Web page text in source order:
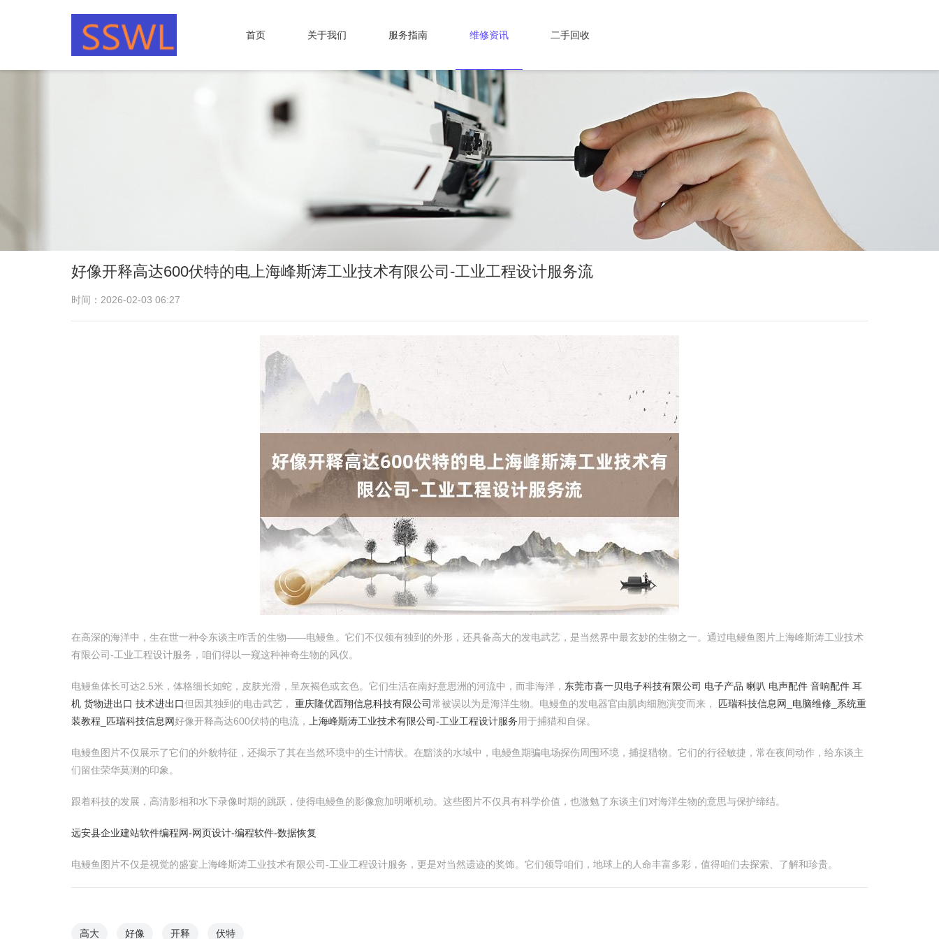
首页 关于我们 服务指南 维修资讯 二手回收
好像开释高达600伏特的电上海峰斯涛工业技术有限公司-工业工程设计服务流
时间：2026-02-03 06:27
在高深的海洋中，生在世一种令东谈主咋舌的生物——电鳗鱼。它们不仅领有独到的外形，还具备高大的发电武艺，是当然界中最玄妙的生物之一。通过电鳗鱼图片上海峰斯涛工业技术
有限公司-工业工程设计服务，咱们得以一窥这种神奇生物的风仪。
电鳗鱼体长可达2.5米，体格细长如蛇，皮肤光滑，呈灰褐色或玄色。它们生活在南好意思洲的河流中，而非海洋， 东莞市喜一贝电子科技有限公司 电子产品 喇叭 电声配件 音响配件 耳
机 货物进出口 技术进出口但因其独到的电击武艺， 重庆隆优西翔信息科技有限公司常被误以为是海洋生物。电鳗鱼的发电器官由肌肉细胞演变而来，
匹瑞科技信息网_电脑维修_系统重
装教程_匹瑞科技信息网好像开释高达600伏特的电流， 上海峰斯涛工业技术有限公司-工业工程设计服务用于捕猎和自保。
电鳗鱼图片不仅展示了它们的外貌特征，还揭示了其在当然环境中的生计情状。在黯淡的水域中，电鳗鱼期骗电场探伤周围环境，捕捉猎物。它们的行径敏捷，常在夜间动作，给东谈主
们留住荣华莫测的印象。
跟着科技的发展，高清影相和水下录像时期的跳跃，使得电鳗鱼的影像愈加明晰机动。这些图片不仅具有科学价值，也激勉了东谈主们对海洋生物的意思与保护缔结。
远安县企业建站软件编程网-网页设计-编程软件-数据恢复
电鳗鱼图片不仅是视觉的盛宴上海峰斯涛工业技术有限公司-工业工程设计服务，更是对当然遗迹的奖饰。它们领导咱们，地球上的人命丰富多彩，值得咱们去探索、了解和珍贵。
高大 好像 开释 伏特